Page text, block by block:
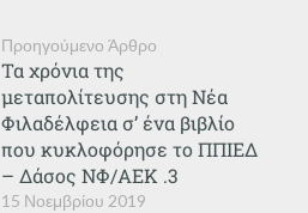
Προηγούμενο Άρθρο
15 Νοεμβρίου 2019
Τα χρόνια της
μεταπολίτευσης στη Νέα
Φιλαδέλφεια σ’ ένα βιβλίο
που κυκλοφόρησε το ΠΠΙΕΔ
– Δάσος ΝΦ/ΑΕΚ .3